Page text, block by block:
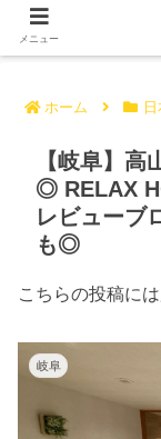
ホーム
【岐阜】
◎ RELAX
レビューブ
も◎
こちらの投稿に
岐阜
メニュー